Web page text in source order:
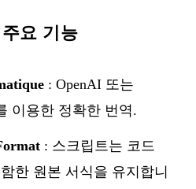
요 기능
: OpenAI 또는
이용한 정확한 번역.
: 스크립트는 코드
한 원본 서식을 유지합니